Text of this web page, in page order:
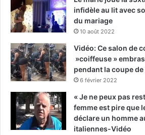
infidèle au lit avec
du mariage
10 août 2022
Vidéo: Ce salon de
»coiffeuse »
pendant la coupe
6 février 2022
« Je ne peux pas
femme est pire que
déclare un homme
italiennes-Vidéo